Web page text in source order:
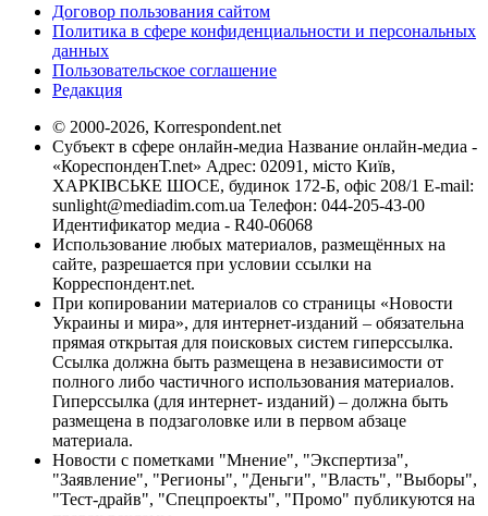
Договор пользования сайтом
Политика в сфере конфиденциальности и персональных
данных
Пользовательское соглашение
Редакция
© 2000-2026, Korrespondent.net
Субъект в сфере онлайн-медиа Название онлайн-медиа -
«КореспонденТ.net» Адрес: 02091, місто Київ,
ХАРКІВСЬКЕ ШОСЕ, будинок 172-Б, офіс 208/1 E-mail:
sunlight@mediadim.com.ua Телефон: 044-205-43-00
Идентификатор медиа - R40-06068
Использование любых материалов, размещённых на
сайте, разрешается при условии ссылки на
Корреспондент.net.
При копировании материалов со страницы «Новости
Украины и мира», для интернет-изданий – обязательна
прямая открытая для поисковых систем гиперссылка.
Ссылка должна быть размещена в независимости от
полного либо частичного использования материалов.
Гиперссылка (для интернет- изданий) – должна быть
размещена в подзаголовке или в первом абзаце
материала.
Новости с пометками "Мнение", "Экспертиза",
"Заявление", "Регионы", "Деньги", "Власть", "Выборы",
"Тест-драйв", "Спецпроекты", "Промо" публикуются на